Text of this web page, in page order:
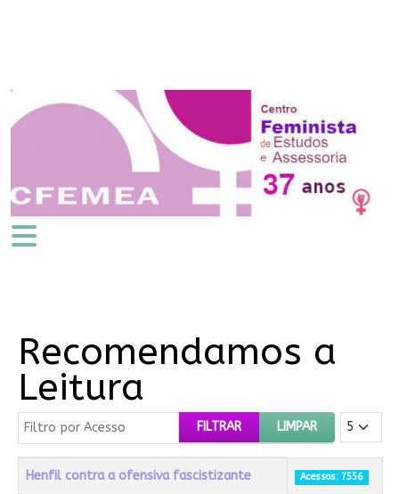
Recomendamos a
Leitura
Filtro por Acesso FILTRAR LIMPAR Mostrar #
Título Acessos
Henfil contra a ofensiva fascistizante Acessos: 7556